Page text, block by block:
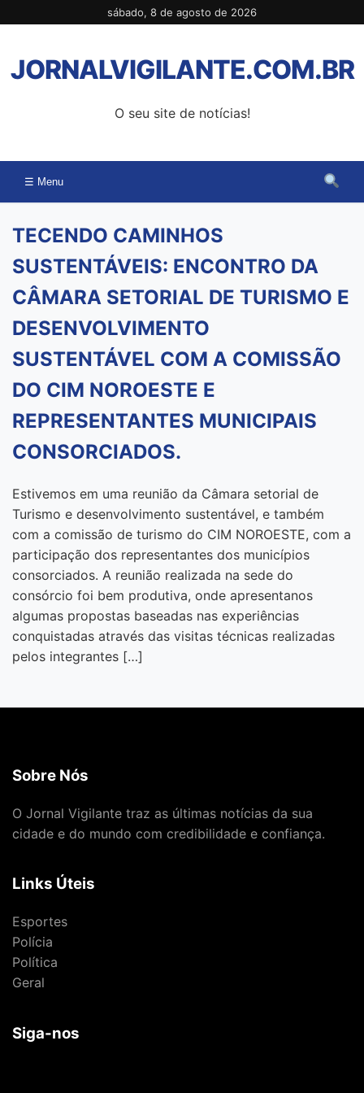
para
conteúdo
sábado, 8 de agosto de 2026
JORNALVIGILANTE.COM.BR
O seu site de notícias!
☰ Menu
TECENDO CAMINHOS
SUSTENTÁVEIS: ENCONTRO DA
CÂMARA SETORIAL DE TURISMO E
DESENVOLVIMENTO
SUSTENTÁVEL COM A COMISSÃO
DO CIM NOROESTE E
REPRESENTANTES MUNICIPAIS
CONSORCIADOS.
Estivemos em uma reunião da Câmara setorial de
Turismo e desenvolvimento sustentável, e também
com a comissão de turismo do CIM NOROESTE, com a
participação dos representantes dos municípios
consorciados. A reunião realizada na sede do
consórcio foi bem produtiva, onde apresentanos
algumas propostas baseadas nas experiências
conquistadas através das visitas técnicas realizadas
pelos integrantes […]
Sobre Nós
O Jornal Vigilante traz as últimas notícias da sua
cidade e do mundo com credibilidade e confiança.
Links Úteis
Esportes
Polícia
Política
Geral
Siga-nos